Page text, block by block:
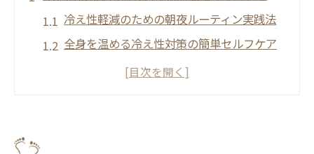
冷え性軽減のための朝夜ルーティン実践法
全身を温める冷え性対策の簡単セルフケア
冷え性改善に効く日常温活の取り入れ方